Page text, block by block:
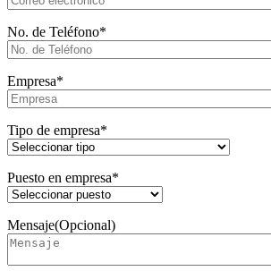
No. de Teléfono*
Empresa*
Tipo de empresa*
Puesto en empresa*
Mensaje(Opcional)